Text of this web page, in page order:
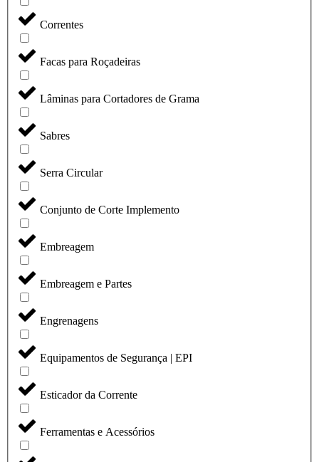
Correntes
Facas para Roçadeiras
Lâminas para Cortadores de Grama
Sabres
Serra Circular
Conjunto de Corte Implemento
Embreagem
Embreagem e Partes
Engrenagens
Equipamentos de Segurança | EPI
Esticador da Corrente
Ferramentas e Acessórios